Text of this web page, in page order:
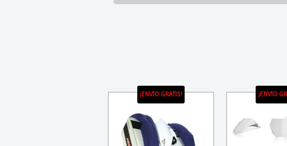
¡ENVÍO GRATIS! ¡ENVÍO